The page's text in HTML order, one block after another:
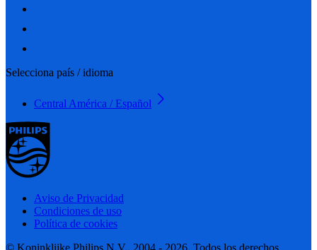
Selecciona país / idioma
Central América / Español
Aviso de Privacidad
Condiciones de uso
Política de cookies